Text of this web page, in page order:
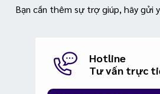
Bạn cần thêm sự trợ giúp, hãy gửi
Hotline
Tư vấn trực